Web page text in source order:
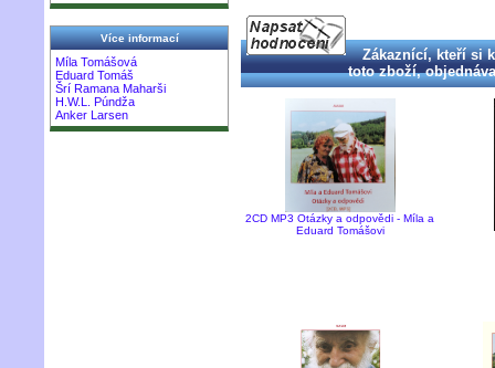
Více informací
Míla Tomášová
Eduard Tomáš
Šrí Ramana Maharši
H.W.L. Púndža
Anker Larsen
Zákaznící, kteří si
toto zboží,
2CD MP3 Otázky a odpovědi - Míla a
Eduard Tomášovi